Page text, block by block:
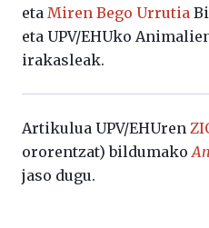
eta Miren Bego Urrutia
eta UPV/EHUko
irakasleak.
Artikulua UPV/EHUren
ororentzat) bildumako
jaso dugu.